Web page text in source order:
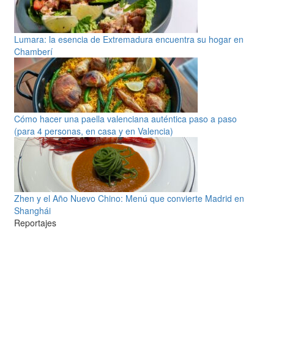
Lumara: la esencia de Extremadura encuentra su hogar en
Chamberí
Cómo hacer una paella valenciana auténtica paso a paso
(para 4 personas, en casa y en Valencia)
Zhen y el Año Nuevo Chino: Menú que convierte Madrid en
Shanghái
Reportajes